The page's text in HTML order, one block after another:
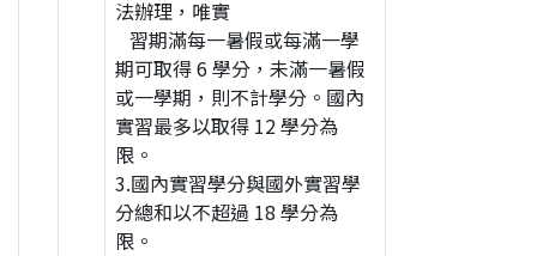
法辦理，唯實
習期滿每一暑假或每滿一學
期可取得 6 學分，未滿一暑假
或一學期，則不計學分。國內
實習最多以取得 12 學分為
限。
3.國內實習學分與國外實習學
分總和以不超過 18 學分為
限。